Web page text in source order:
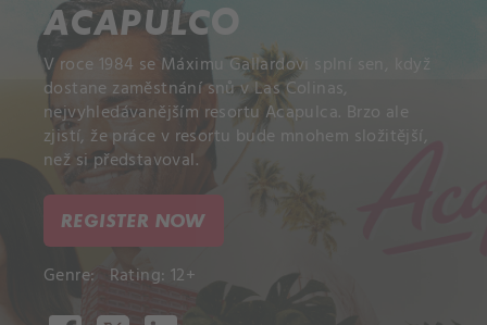
ACAPULCO
V roce 1984 se Máximu Gallardovi splní sen, když
dostane zaměstnání snů v Las Colinas,
nejvyhledávanějším resortu Acapulca. Brzo ale
zjistí, že práce v resortu bude mnohem složitější,
než si představoval.
REGISTER NOW
Genre: Rating: 12+